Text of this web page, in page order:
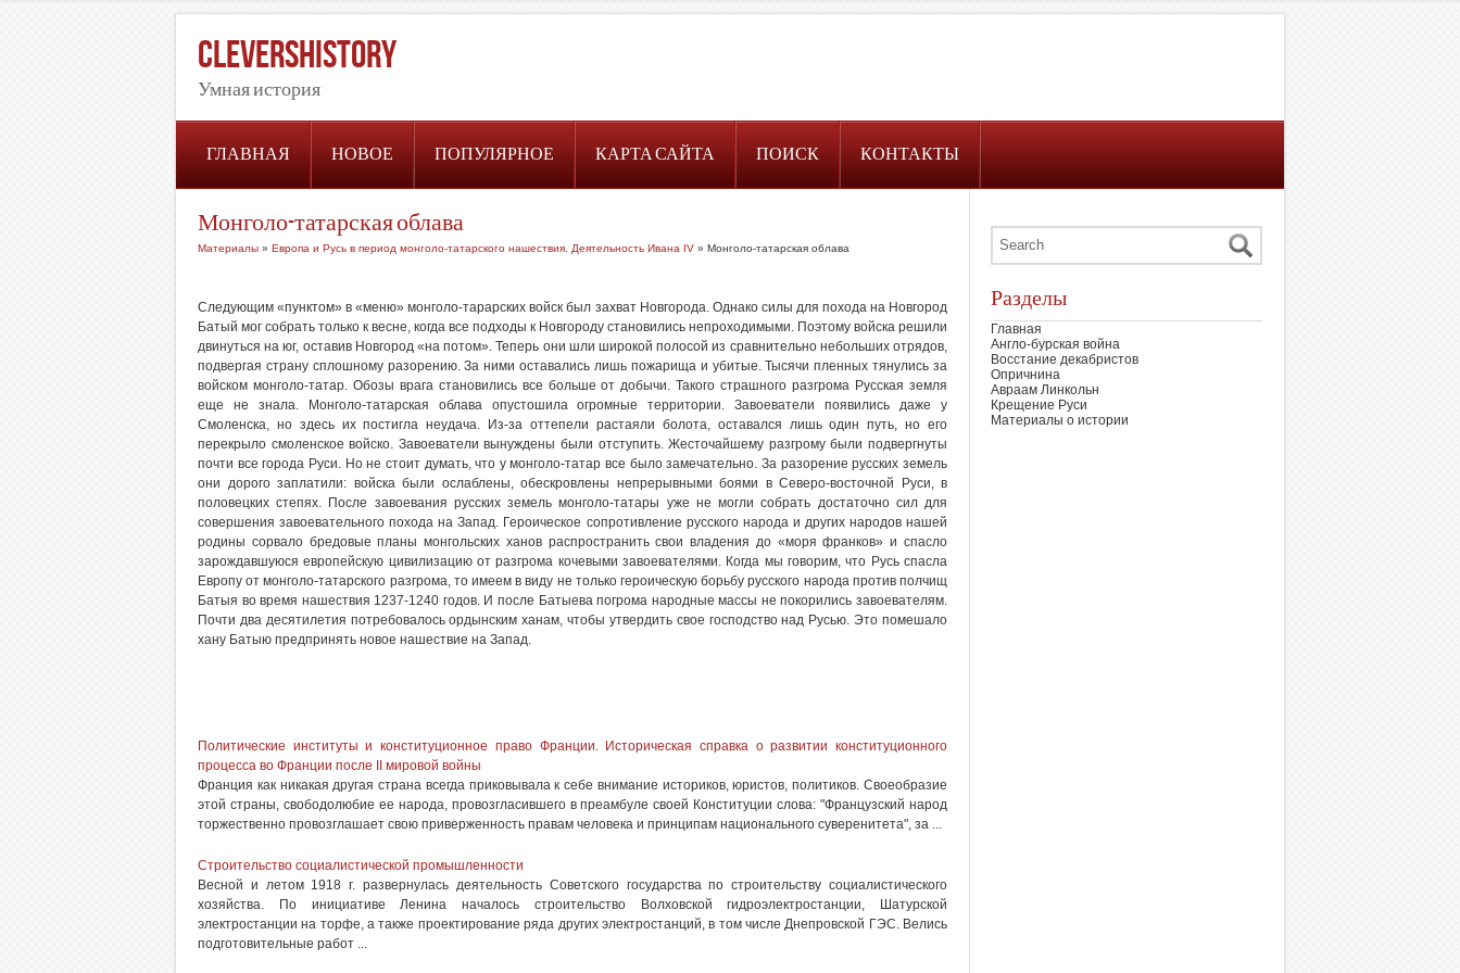
CleversHistory
Умная история
ГЛАВНАЯ НОВОЕ ПОПУЛЯРНОЕ КАРТА САЙТА ПОИСК КОНТАКТЫ
Монголо-татарская облава
Материалы » Европа и Русь в период монголо-татарского нашествия. Деятельность Ивана IV » Монголо-татарская облава
Следующим «пунктом» в «меню» монголо-тарарских войск был захват Новгорода. Однако силы для похода на Новгород
Батый мог собрать только к весне, когда все подходы к Новгороду становились непроходимыми. Поэтому войска решили
двинуться на юг, оставив Новгород «на потом». Теперь они шли широкой полосой из сравнительно небольших отрядов,
подвергая страну сплошному разорению. За ними оставались лишь пожарища и убитые. Тысячи пленных тянулись за
войском монголо-татар. Обозы врага становились все больше от добычи. Такого страшного разгрома Русская земля
еще не знала. Монголо-татарская облава опустошила огромные территории. Завоеватели появились даже у
Смоленска, но здесь их постигла неудача. Из-за оттепели растаяли болота, оставался лишь один путь, но его
перекрыло смоленское войско. Завоеватели вынуждены были отступить. Жесточайшему разгрому были подвергнуты
почти все города Руси. Но не стоит думать, что у монголо-татар все было замечательно. За разорение русских земель
они дорого заплатили: войска были ослаблены, обескровлены непрерывными боями в Северо-восточной Руси, в
половецких степях. После завоевания русских земель монголо-татары уже не могли собрать достаточно сил для
совершения завоевательного похода на Запад. Героическое сопротивление русского народа и других народов нашей
родины сорвало бредовые планы монгольских ханов распространить свои владения до «моря франков» и спасло
зарождавшуюся европейскую цивилизацию от разгрома кочевыми завоевателями. Когда мы говорим, что Русь спасла
Европу от монголо-татарского разгрома, то имеем в виду не только героическую борьбу русского народа против полчищ
Батыя во время нашествия 1237-1240 годов. И после Батыева погрома народные массы не покорились завоевателям.
Почти два десятилетия потребовалось ордынским ханам, чтобы утвердить свое господство над Русью. Это помешало
хану Батыю предпринять новое нашествие на Запад.
Политические институты и конституционное право Франции. Историческая справка о развитии конституционного
процесса во Франции после II мировой войны
Франция как никакая другая страна всегда приковывала к себе внимание историков, юристов, политиков. Своеобразие
этой страны, свободолюбие ее народа, провозгласившего в преамбуле своей Конституции слова: "Французский народ
торжественно провозглашает свою приверженность правам человека и принципам национального суверенитета", за ...
Строительство социалистической промышленности
Весной и летом 1918 г. развернулась деятельность Советского государства по строительству социалистического
хозяйства. По инициативе Ленина началось строительство Волховской гидроэлектростанции, Шатурской
электростанции на торфе, а также проектирование ряда других электростанций, в том числе Днепровской ГЭС. Велись
подготовительные работ ...
Разделы
Главная
Англо-бурская война
Восстание декабристов
Опричнина
Авраам Линкольн
Крещение Руси
Материалы о истории